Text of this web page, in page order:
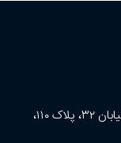
تهران، سعادت آباد، خیابان اصلی سعادت آباد، خیابان ۳۲، پلاک ۱۱۰،